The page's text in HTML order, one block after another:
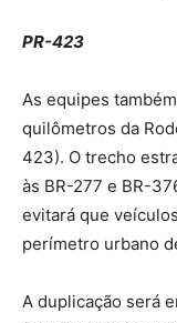
PR-423
As equipes
quilômetros da
423). O trecho
às BR-277 e BR-
evitará que
perímetro urbano
A duplicação será